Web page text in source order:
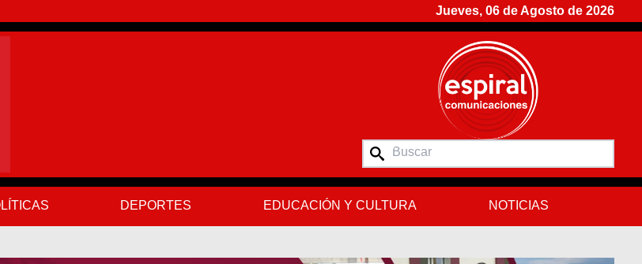
Jueves, 06 de Agosto de 2026
DEPORTES EDUCACIÓN Y CULTURA NOTICIAS